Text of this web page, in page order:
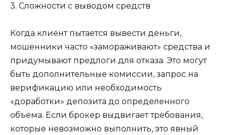
3. Сложности с выводом средств
Когда клиент пытается вывести деньги,
мошенники часто «замораживают» средства и
придумывают предлоги для отказа. Это могут
быть дополнительные комиссии, запрос на
верификацию или необходимость
«доработки» депозита до определенного
объема. Если брокер выдвигает требования,
которые невозможно выполнить, это явный